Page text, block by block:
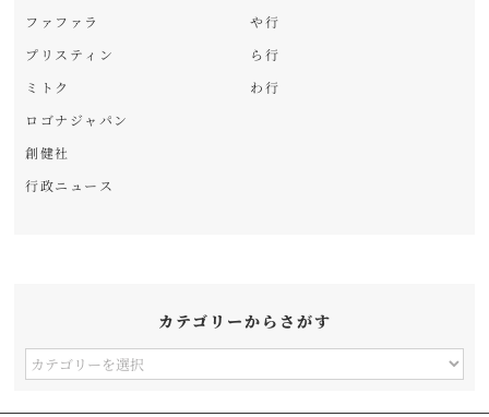
ファファラ
プリスティン
ミトク
ロゴナジャパン
創健社
行政ニュース
や行
ら行
わ行
カテゴリーからさがす
カ